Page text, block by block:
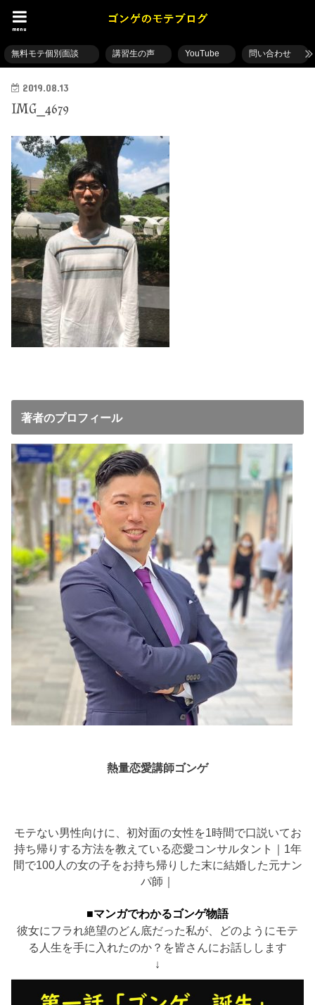
menu
無料モテ個別面談 講習生の声 YouTube 問い合わせ
2019.08.13
IMG_4679
著者のプロフィール
熱量恋愛講師ゴンゲ
モテない男性向けに、初対面の女性を1時間で口説いてお
持ち帰りする方法を教えている恋愛コンサルタント｜1年
間で100人の女の子をお持ち帰りした末に結婚した元ナン
パ師｜
■マンガでわかるゴンゲ物語
彼女にフラれ絶望のどん底だった私が、どのようにモテ
る人生を手に入れたのか？を皆さんにお話しします
↓